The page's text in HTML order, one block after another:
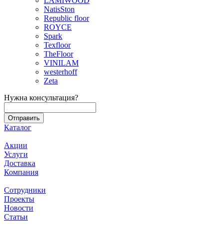
NatisSton
Republic floor
ROYCE
Spark
Texfloor
TheFloor
VINILAM
westerhoff
Zeta
Нужна консультация?
Каталог
Акции
Услуги
Доставка
Компания
Сотрудники
Проекты
Новости
Статьи